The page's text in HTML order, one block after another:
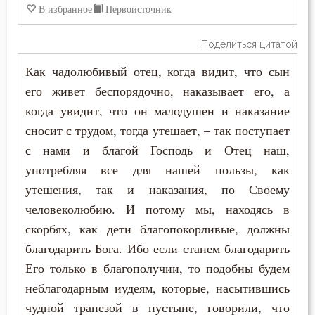
В избранное Первоисточник
Поделиться цитатой
Как чадолюбивый отец, когда видит, что сын
его живет беспорядочно, наказывает его, а
когда увидит, что он малодушен и наказание
сносит с трудом, тогда утешает, – так поступает
с нами и благой Господь и Отец наш,
употребляя все для нашей пользы, как
утешения, так и наказания, по Своему
человеколюбию. И потому мы, находясь в
скорбях, как дети благопокорливые, должны
благодарить Бога. Ибо если станем благодарить
Его только в благополучии, то подобны будем
неблагодарным иудеям, которые, насытившись
чудной трапезой в пустыне, говорили, что